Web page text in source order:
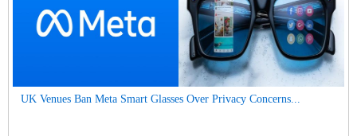
UK Venues Ban Meta Smart Glasses Over Privacy Concerns...